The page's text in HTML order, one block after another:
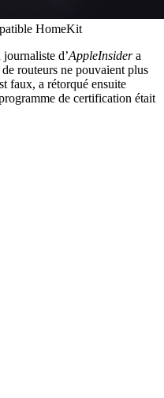
HomeKit
journaliste d’AppleInsidera
routeurs ne pouvaient plus
faux, a rétorqué ensuite
de certification était